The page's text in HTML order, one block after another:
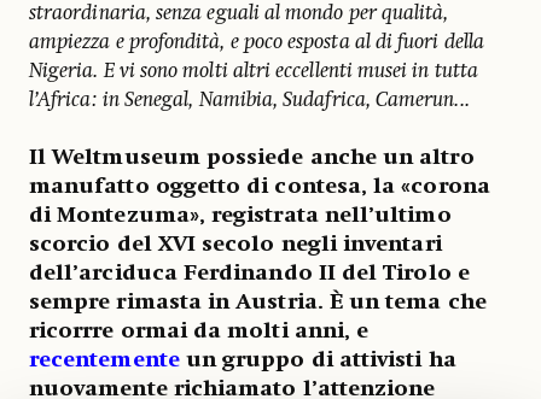
straordinaria, senza eguali al mondo per qualità,
ampiezza e profondità, e poco esposta al di fuori della
Nigeria. E vi sono molti altri eccellenti musei in tutta
l’Africa: in Senegal, Namibia, Sudafrica, Camerun...
Il Weltmuseum possiede anche un altro
manufatto oggetto di contesa, la «corona
di Montezuma», registrata nell’ultimo
scorcio del XVI secolo negli inventari
dell’arciduca Ferdinando II del Tirolo e
sempre rimasta in Austria. È un tema che
ricorrre ormai da molti anni, e
recentementeun gruppo di attivisti ha
nuovamente richiamato l’attenzione